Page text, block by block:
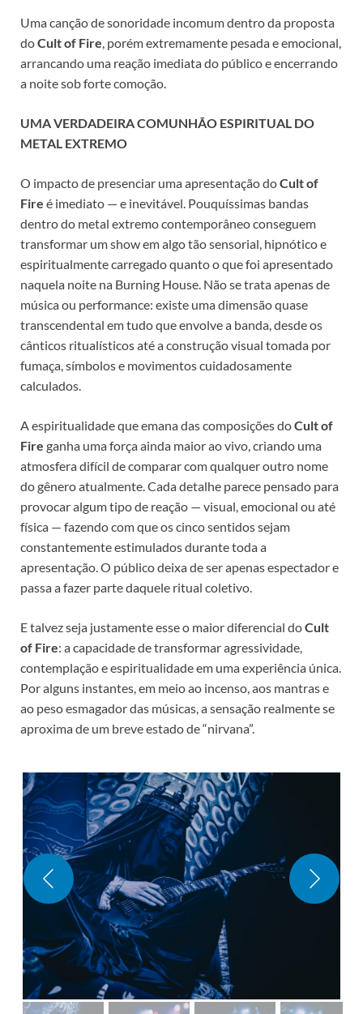
Uma canção de sonoridade incomum dentro da proposta
doCult of Fire, porém extremamente pesada e emocional,
arrancando uma reação imediata do público e encerrando
a noite sob forte comoção.
UMA VERDADEIRA COMUNHÃO ESPIRITUAL DO
METAL EXTREMO
O impacto de presenciar uma apresentação doCult of
Fire é imediato — e inevitável. Pouquíssimas bandas
dentro do metal extremo contemporâneo conseguem
transformar um show em algo tão sensorial, hipnótico e
espiritualmente carregado quanto o que foi apresentado
naquela noite na Burning House. Não se trata apenas de
música ou performance: existe uma dimensão quase
transcendental em tudo que envolve a banda, desde os
cânticos ritualísticos até a construção visual tomada por
fumaça, símbolos e movimentos cuidadosamente
calculados.
A espiritualidade que emana das composições doCult of
Fire ganha uma força ainda maior ao vivo, criando uma
atmosfera difícil de comparar com qualquer outro nome
do gênero atualmente. Cada detalhe parece pensado para
provocar algum tipo de reação — visual, emocional ou até
física — fazendo com que os cinco sentidos sejam
constantemente estimulados durante toda a
apresentação. O público deixa de ser apenas espectador e
passa a fazer parte daquele ritual coletivo.
E talvez seja justamente esse o maior diferencial doCult
of Fire: a capacidade de transformar agressividade,
contemplação e espiritualidade em uma experiência única.
Por alguns instantes, em meio ao incenso, aos mantras e
ao peso esmagador das músicas, a sensação realmente se
aproxima de um breve estado de “nirvana”.